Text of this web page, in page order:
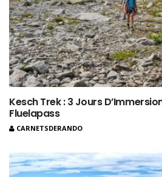
Kesch Trek : 3 Jours
Fluelapass
CARNETSDERANDO